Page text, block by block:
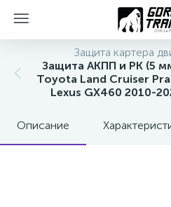
Защита картера
Защита АКПП и РК (5
Toyota Land Cruiser
Lexus GX460 2010-
Описание